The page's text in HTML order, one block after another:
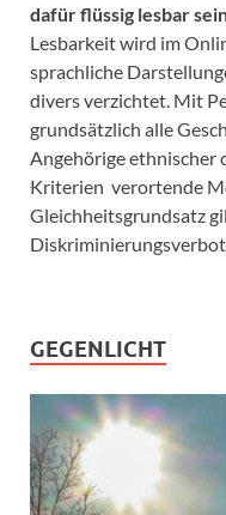
dafür flüssig lesbar
Lesbarkeit wird im
sprachliche
divers verzichtet. Mit
grundsätzlich alle
Angehörige ethnischer
Kriterien verortende
Gleichheitsgrundsatz
Diskriminierungsverbot.
GEGENLICHT